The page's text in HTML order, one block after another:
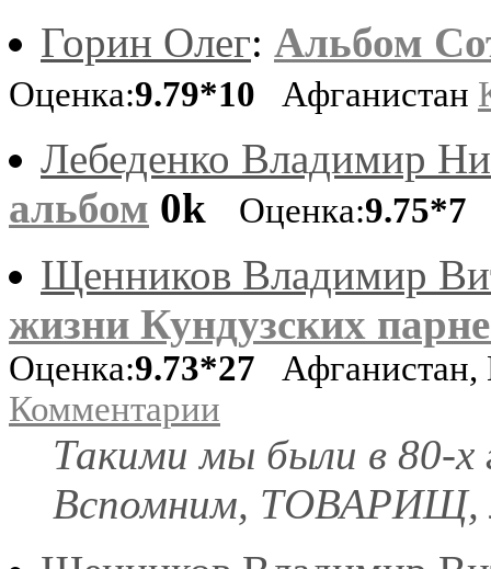
Горин Олег: Альбом
Оценка:9.79*10 Афганистан
Лебеденко Владимир
альбом 0k Оценка:9.75*7
Щенников Владимир
жизни Кундузских
Оценка:9.73*27
Комментарии
Такими мы были в 80-х
Вспомним, ТОВАРИЩ,